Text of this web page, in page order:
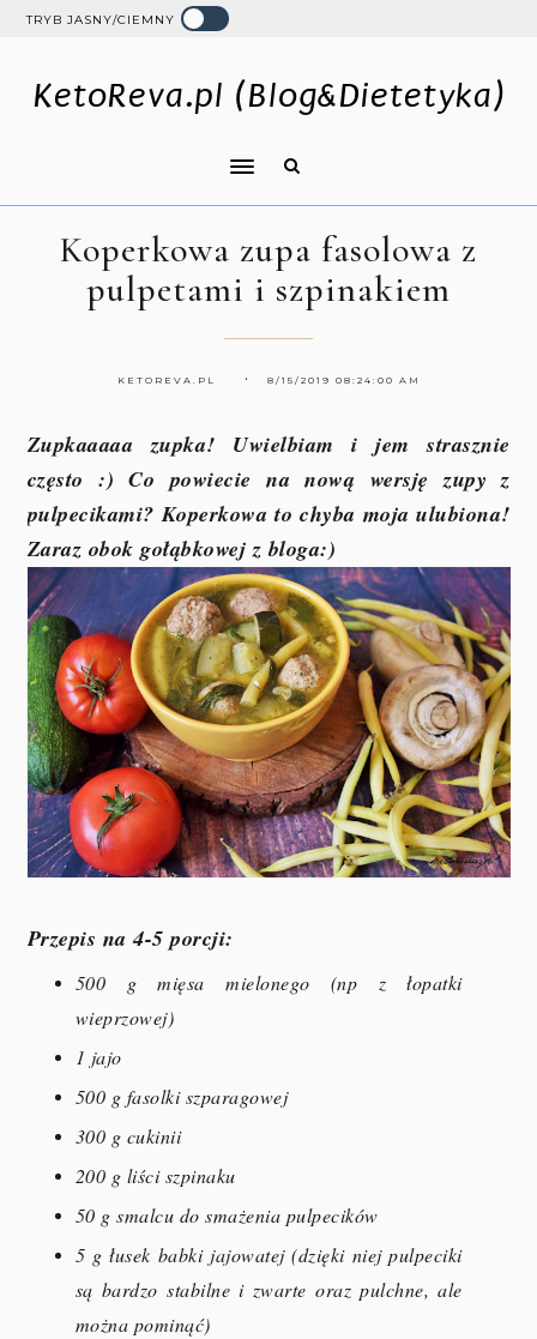
TRYB JASNY/CIEMNY
KetoReva.pl (Blog&Dietetyka)
Koperkowa zupa fasolowa z
pulpetami i szpinakiem
KETOREVA.PL 8/15/2019 08:24:00 AM
Zupkaaaaa zupka! Uwielbiam i jem strasznie
często :) Co powiecie na nową wersję zupy z
pulpecikami? Koperkowa to chyba moja ulubiona!
Zaraz obok gołąbkowej z bloga:)
Przepis na 4-5 porcji:
500 g mięsa mielonego (np z łopatki
wieprzowej)
1 jajo
500 g fasolki szparagowej
300 g cukinii
200 g liści szpinaku
50 g smalcu do smażenia pulpecików
5 g łusek babki jajowatej (dzięki niej pulpeciki
są bardzo stabilne i zwarte oraz pulchne, ale
można pominąć)